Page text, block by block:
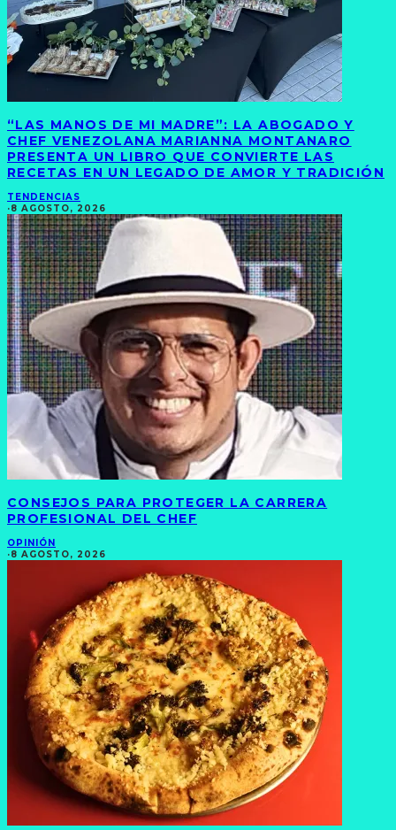
“LAS MANOS DE MI MADRE”: LA ABOGADO Y
CHEF VENEZOLANA MARIANNA MONTANARO
PRESENTA UN LIBRO QUE CONVIERTE LAS
RECETAS EN UN LEGADO DE AMOR Y TRADICIÓN
TENDENCIAS
·8 AGOSTO, 2026
CONSEJOS PARA PROTEGER LA CARRERA
PROFESIONAL DEL CHEF
OPINIÓN
·8 AGOSTO, 2026